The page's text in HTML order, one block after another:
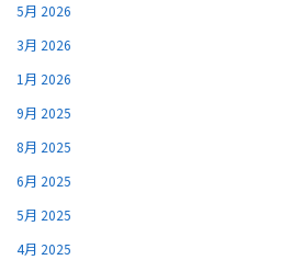
5月 2026
3月 2026
1月 2026
9月 2025
8月 2025
6月 2025
5月 2025
4月 2025